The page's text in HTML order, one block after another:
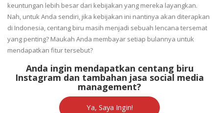
keuntungan lebih besar dari kebijakan yang mereka layangkan.
Nah, untuk Anda sendiri, jika kebijakan ini nantinya akan diterapkan
di Indonesia, centang biru masih menjadi sebuah lencana tersemat
yang penting? Maukah Anda membayar setiap bulannya untuk
mendapatkan fitur tersebut?
Anda ingin mendapatkan centang biru
Instagram dan tambahan jasa social media
management?
Ya, Saya Ingin!